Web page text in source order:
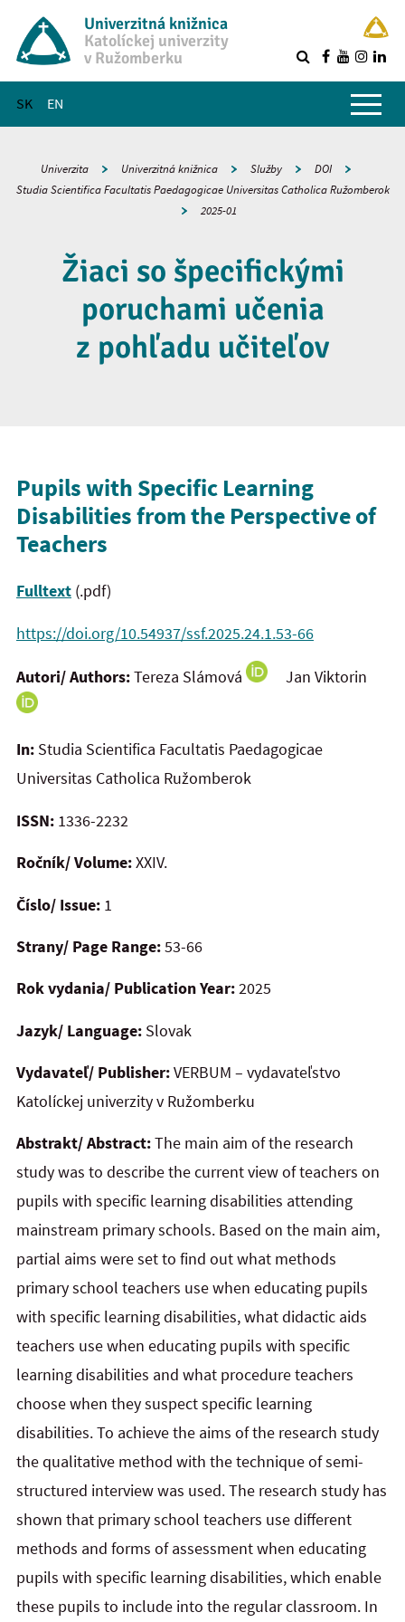
Univerzitná knižnica
Katolíckej univerzity
v Ružomberku
SK EN
Hlavné menu
Univerzita Univerzitná knižnica Služby
DOI
Studia Scientifica Facultatis Paedagogicae Universitas Catholica Ružomberok
2025-01
Žiaci so špecifickými
poruchami učenia
z pohľadu učiteľov
Pupils with Specific Learning
Disabilities from the Perspective of
Teachers
Fulltext (.pdf)
https://doi.org/10.54937/ssf.2025.24.1.53-66
Autori/ Authors:Tereza Slámová Jan Viktorin
In: Studia Scientifica Facultatis Paedagogicae
Universitas Catholica Ružomberok
ISSN: 1336-2232
Ročník/ Volume:XXIV.
Číslo/ Issue: 1
Strany/ Page Range:53-66
Rok vydania/ Publication Year:2025
Jazyk/ Language: Slovak
Vydavateľ/ Publisher:VERBUM – vydavateľstvo
Katolíckej univerzity v Ružomberku
Abstrakt/ Abstract:The main aim of the research
study was to describe the current view of teachers on
pupils with specific learning disabilities attending
mainstream primary schools. Based on the main aim,
partial aims were set to find out what methods
primary school teachers use when educating pupils
with specific learning disabilities, what didactic aids
teachers use when educating pupils with specific
learning disabilities and what procedure teachers
choose when they suspect specific learning
disabilities. To achieve the aims of the research study
the qualitative method with the technique of semi-
structured interview was used. The research study has
shown that primary school teachers use different
methods and forms of assessment when educating
pupils with specific learning disabilities, which enable
these pupils to include into the regular classroom. In